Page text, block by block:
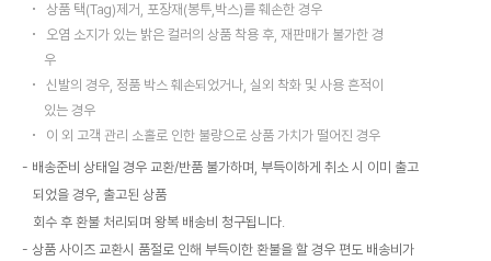
상품 택(Tag)제거, 포장재(봉투,박스)를 훼손한 경우
오염 소지가 있는 밝은 컬러의 상품 착용 후, 재판매가 불가한 경
우
신발의 경우, 정품 박스 훼손되었거나, 실외 착화 및 사용 흔적이
있는 경우
이 외 고객 관리 소홀로 인한 불량으로 상품 가치가 떨어진 경우
배송준비 상태일 경우 교환/반품 불가하며, 부득이하게 취소 시 이미 출고
되었을 경우, 출고된 상품
회수 후 환불 처리되며 왕복 배송비 청구됩니다.
상품 사이즈 교환시 품절로 인해 부득이한 환불을 할 경우 편도 배송비가